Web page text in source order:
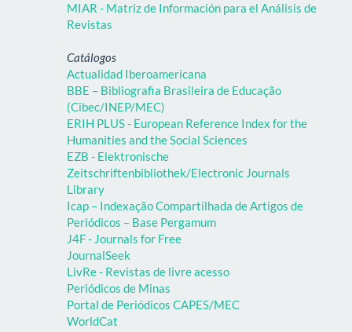
MIAR - Matriz de Información para el Análisis de
Revistas
Catálogos
Actualidad Iberoamericana
BBE – Bibliografia Brasileira de Educação
(Cibec/INEP/MEC)
ERIH PLUS - European Reference Index for the
Humanities and the Social Sciences
EZB - Elektronische
Zeitschriftenbibliothek/Electronic Journals
Library
Icap – Indexação Compartilhada de Artigos de
Periódicos – Base Pergamum
J4F - Journals for Free
JournalSeek
LivRe - Revistas de livre acesso
Periódicos de Minas
Portal de Periódicos CAPES/MEC
WorldCat